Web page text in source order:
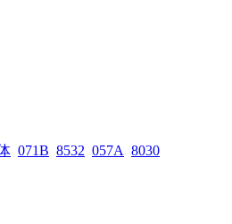
071B 8532 057A 8030